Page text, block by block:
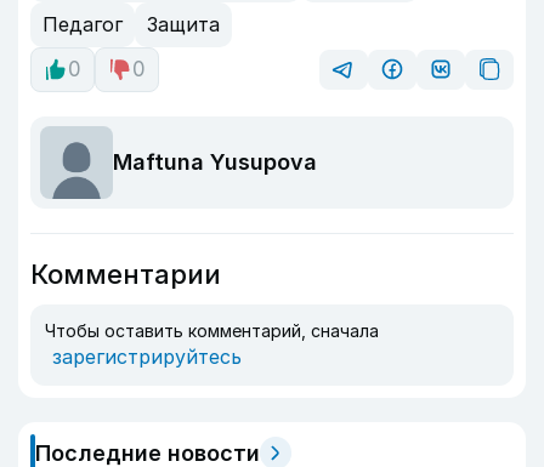
Педагог
Защита
0
0
Maftuna Yusupova
Комментарии
Чтобы оставить комментарий, сначала
зарегистрируйтесь
Последние новости